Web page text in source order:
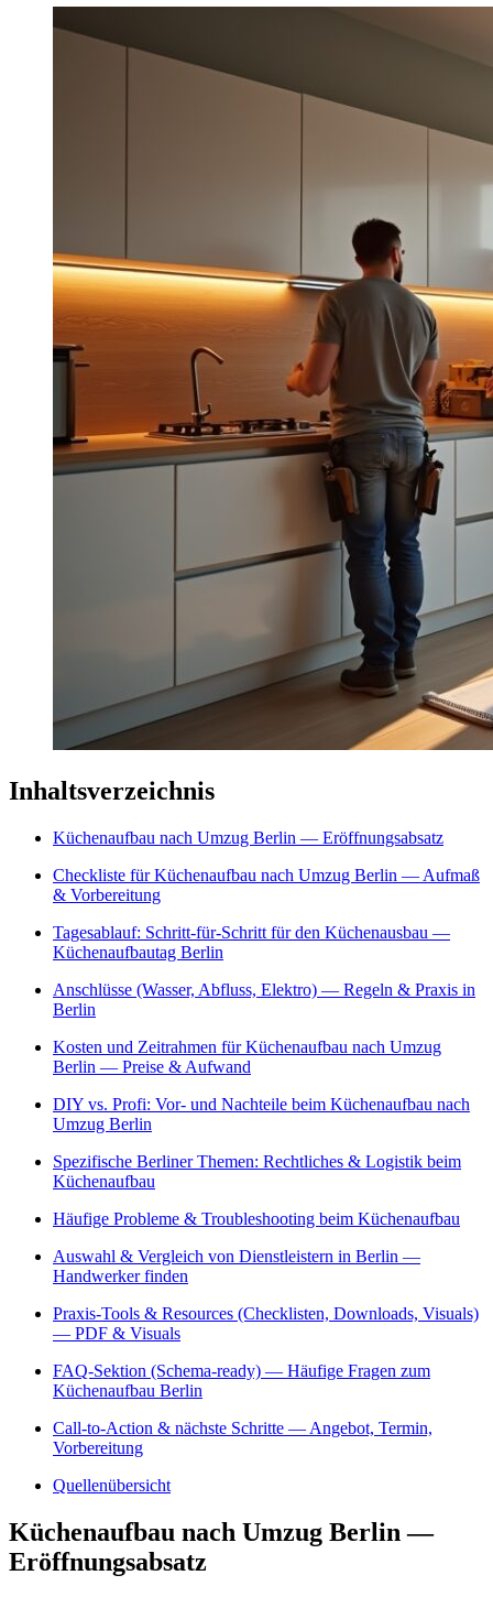
Inhaltsverzeichnis
Küchenaufbau nach Umzug Berlin — Eröffnungsabsatz
Checkliste für Küchenaufbau nach Umzug Berlin — Aufmaß
& Vorbereitung
Tagesablauf: Schritt-für-Schritt für den Küchenausbau —
Küchenaufbautag Berlin
Anschlüsse (Wasser, Abfluss, Elektro) — Regeln & Praxis in
Berlin
Kosten und Zeitrahmen für Küchenaufbau nach Umzug
Berlin — Preise & Aufwand
DIY vs. Profi: Vor- und Nachteile beim Küchenaufbau nach
Umzug Berlin
Spezifische Berliner Themen: Rechtliches & Logistik beim
Küchenaufbau
Häufige Probleme & Troubleshooting beim Küchenaufbau
Auswahl & Vergleich von Dienstleistern in Berlin —
Handwerker finden
Praxis-Tools & Resources (Checklisten, Downloads, Visuals)
— PDF & Visuals
FAQ-Sektion (Schema-ready) — Häufige Fragen zum
Küchenaufbau Berlin
Call-to-Action & nächste Schritte — Angebot, Termin,
Vorbereitung
Quellenübersicht
Küchenaufbau nach Umzug Berlin —
Eröffnungsabsatz